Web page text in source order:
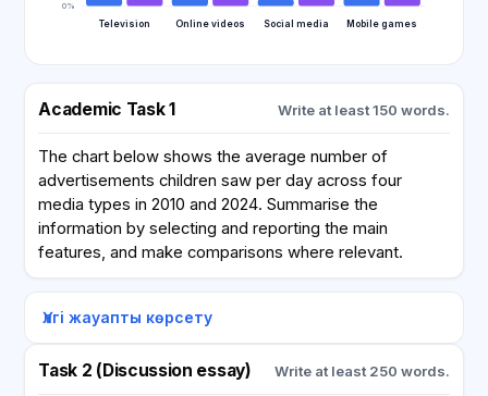
0%
Television Online videos Social media Mobile games
Academic Task 1 Write at least 150 words.
The chart below shows the average number of
advertisements children saw per day across four
media types in 2010 and 2024. Summarise the
information by selecting and reporting the main
features, and make comparisons where relevant.
Үлгі жауапты көрсету
Task 2 (Discussion essay) Write at least 250 words.